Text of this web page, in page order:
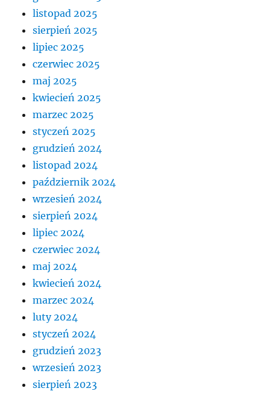
listopad 2025
sierpień 2025
lipiec 2025
czerwiec 2025
maj 2025
kwiecień 2025
marzec 2025
styczeń 2025
grudzień 2024
listopad 2024
październik 2024
wrzesień 2024
sierpień 2024
lipiec 2024
czerwiec 2024
maj 2024
kwiecień 2024
marzec 2024
luty 2024
styczeń 2024
grudzień 2023
wrzesień 2023
sierpień 2023